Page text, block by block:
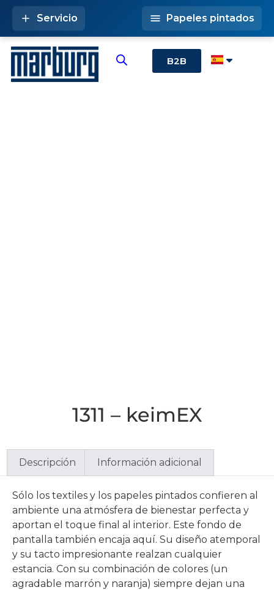
B2B
Servicio Papeles pintados
1311 – keimEX
Descripción Información adicional
Sólo los textiles y los papeles pintados confieren al
ambiente una atmósfera de bienestar perfecta y
aportan el toque final al interior. Este fondo de
pantalla también encaja aquí. Su diseño atemporal
y su tacto impresionante realzan cualquier
estancia. Con su combinación de colores (un
agradable marrón y naranja) siempre dejan una